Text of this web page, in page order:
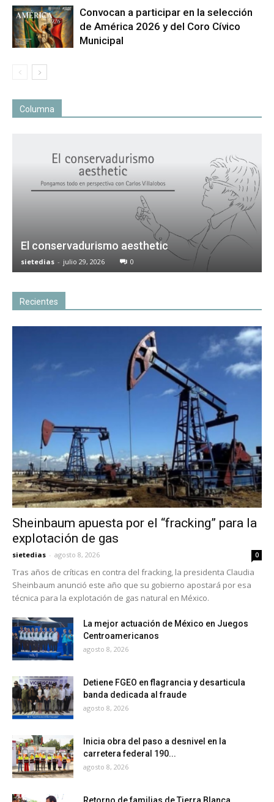
Convocan a participar en la selección
de América 2026 y del Coro Cívico
Municipal
Columna
El conservadurismo aesthetic
sietedias - julio 29, 2026 0
Recientes
Sheinbaum apuesta por el “fracking” para la
explotación de gas
sietedias - agosto 8, 2026 0
Tras años de críticas en contra del fracking, la presidenta Claudia
Sheinbaum anunció este año que su gobierno apostará por esa
técnica para la explotación de gas natural en México.
La mejor actuación de México en Juegos
Centroamericanos
agosto 8, 2026
Detiene FGEO en flagrancia y desarticula
banda dedicada al fraude
agosto 8, 2026
Inicia obra del paso a desnivel en la
carretera federal 190...
agosto 8, 2026